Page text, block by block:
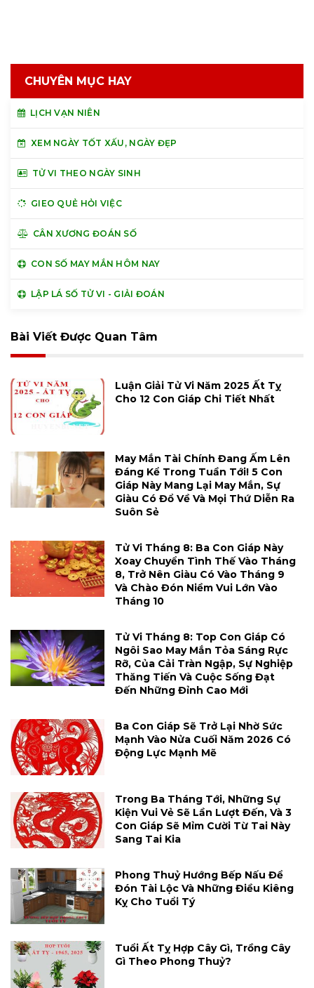
CHUYÊN MỤC HAY
LỊCH VẠN NIÊN
XEM NGÀY TỐT XẤU, NGÀY ĐẸP
TỬ VI THEO NGÀY SINH
GIEO QUẺ HỎI VIỆC
CÂN XƯƠNG ĐOÁN SỐ
CON SỐ MAY MẮN HÔM NAY
LẬP LÁ SỐ TỬ VI - GIẢI ĐOÁN
Bài Viết Được Quan Tâm
Luận Giải Tử Vi Năm 2025 Ất Tỵ
Cho 12 Con Giáp Chi Tiết Nhất
May Mắn Tài Chính Đang Ấm Lên
Đáng Kể Trong Tuần Tới! 5 Con
Giáp Này Mang Lại May Mắn, Sự
Giàu Có Đổ Về Và Mọi Thứ Diễn Ra
Suôn Sẻ
Tử Vi Tháng 8: Ba Con Giáp Này
Xoay Chuyển Tình Thế Vào Tháng
8, Trở Nên Giàu Có Vào Tháng 9
Và Chào Đón Niềm Vui Lớn Vào
Tháng 10
Tử Vi Tháng 8: Top Con Giáp Có
Ngôi Sao May Mắn Tỏa Sáng Rực
Rỡ, Của Cải Tràn Ngập, Sự Nghiệp
Thăng Tiến Và Cuộc Sống Đạt
Đến Những Đỉnh Cao Mới
Ba Con Giáp Sẽ Trở Lại Nhờ Sức
Mạnh Vào Nửa Cuối Năm 2026 Có
Động Lực Mạnh Mẽ
Trong Ba Tháng Tới, Những Sự
Kiện Vui Vẻ Sẽ Lần Lượt Đến, Và 3
Con Giáp Sẽ Mỉm Cười Từ Tai Này
Sang Tai Kia
Phong Thuỷ Hướng Bếp Nấu Để
Đón Tài Lộc Và Những Điều Kiêng
Kỵ Cho Tuổi Tý
Tuổi Ất Tỵ Hợp Cây Gì, Trồng Cây
Gì Theo Phong Thuỷ?